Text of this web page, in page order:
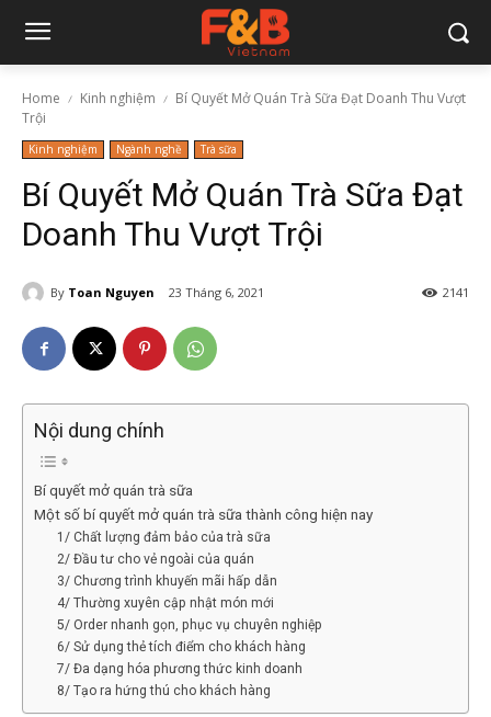
Home Kinh nghiệm
Bí Quyết Mở Quán Trà Sữa Đạt Doanh Thu Vượt
Trội
Kinh nghiệm Ngành nghề Trà sữa
Bí Quyết Mở Quán Trà Sữa Đạt
Doanh Thu Vượt Trội
By Toan Nguyen 23 Tháng 6, 2021 2141
Nội dung chính
Bí quyết mở quán trà sữa
Một số bí quyết mở quán trà sữa thành công hiện nay
1/ Chất lượng đảm bảo của trà sữa
2/ Đầu tư cho vẻ ngoài của quán
3/ Chương trình khuyến mãi hấp dẫn
4/ Thường xuyên cập nhật món mới
5/ Order nhanh gọn, phục vụ chuyên nghiệp
6/ Sử dụng thẻ tích điểm cho khách hàng
7/ Đa dạng hóa phương thức kinh doanh
8/ Tạo ra hứng thú cho khách hàng